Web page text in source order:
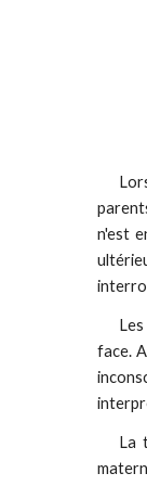
n'est
face.
La